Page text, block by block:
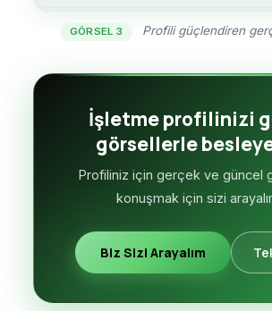
GÖRSEL 3 Profili güçlendiren
İşletme profilinizi
görsellerle
Profiliniz için gerçek ve güncel
konuşmak için sizi
Biz Sizi Arayalım